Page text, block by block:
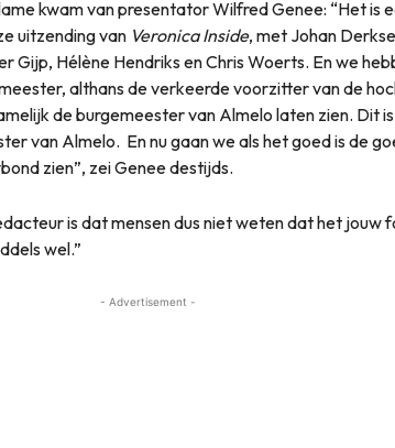
kwam van presentator Wilfred Genee: “Het is
uitzending van Veronica Inside, met Johan
Gijp, Hélène Hendriks en Chris Woerts. En we
althans de verkeerde voorzitter van de
de burgemeester van Almelo laten zien. Dit
van Almelo. En nu gaan we als het goed is de
zien”, zei Genee destijds.
is dat mensen dus niet weten dat het jouw
wel.”
- Advertisement -